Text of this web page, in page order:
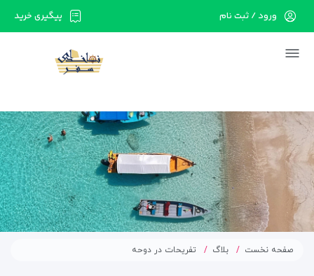
در حال حاضر ارتباط با سرور قطع می باشد لطفا
پیگیری خرید ورود / ثبت نام
صفحه نخست بلاگ تفریحات در دوحه